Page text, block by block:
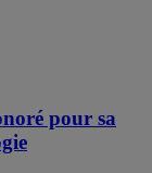
pour sa